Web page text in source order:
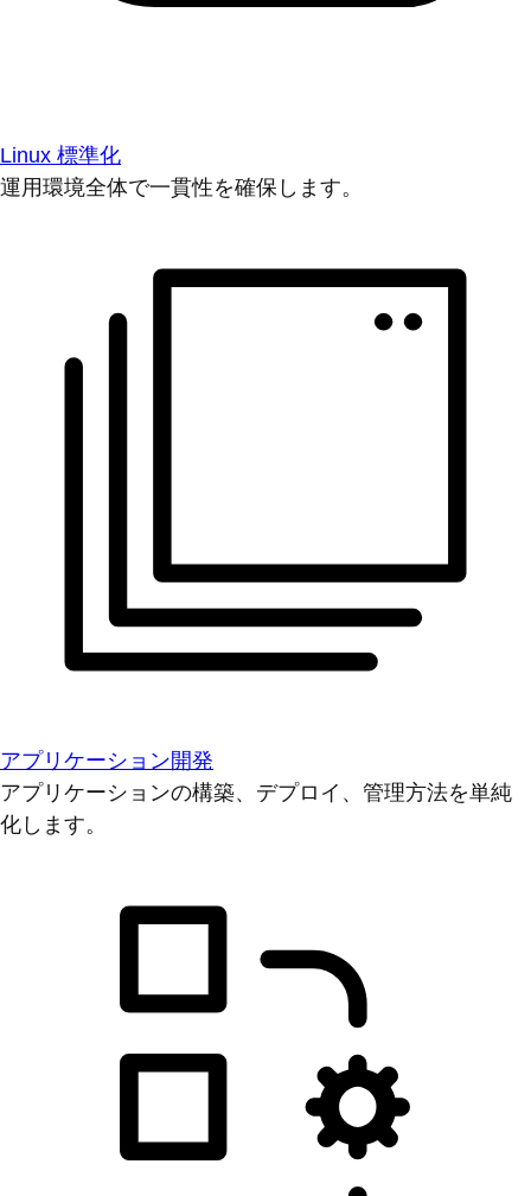
Linux 標準化
運用環境全体で一貫性を確保します。
アプリケーション開発
アプリケーションの構築、デプロイ、管理方法を単純
化します。